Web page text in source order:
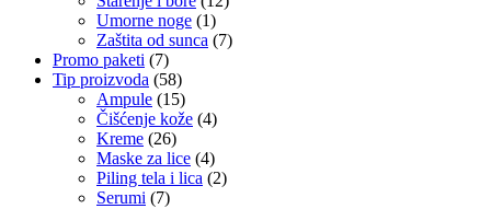
Umorne noge (1)
Zaštita od sunca (7)
Promo paketi (7)
Tip proizvoda (58)
Ampule (15)
Čišćenje kože (4)
Kreme (26)
Maske za lice (4)
Piling tela i lica (2)
Serumi (7)